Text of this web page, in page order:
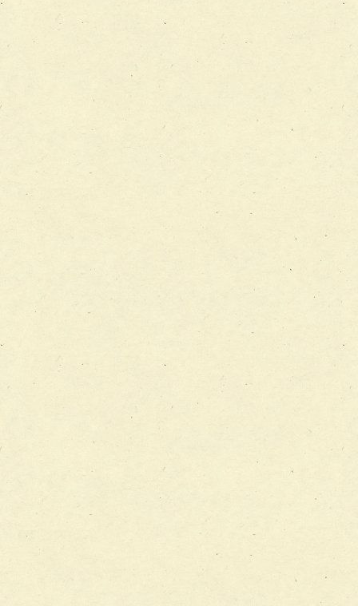
チーム11【摂食・嚥下サポートチーム】
チーム12【こどもの食育支援チーム】
チーム13【非がんに対する緩和ケアチーム】